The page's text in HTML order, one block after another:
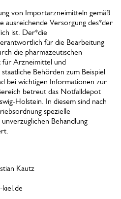
von Importarzneimitteln gemäß
Versorgung des*der
ist. Der*die
für die Bearbeitung
die pharmazeutischen
für Arzneimittel und
Behörden zum Beispiel
bei wichtigen Informationen zur
betreut das Notfalldepot
Holstein. In diesem sind nach
spezielle
Behandlung
Kautz
kiel.de